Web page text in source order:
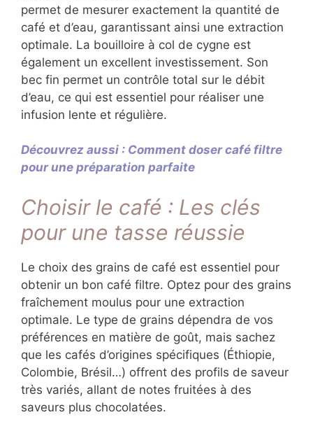
permet de mesurer exactement la quantité de
café et d’eau, garantissant ainsi une extraction
optimale. La bouilloire à col de cygne est
également un excellent investissement. Son
bec fin permet un contrôle total sur le débit
d’eau, ce qui est essentiel pour réaliser une
infusion lente et régulière.
Découvrez aussi : Comment doser café filtre
pour une préparation parfaite
Choisir le café : Les clés
pour une tasse réussie
Le choix des grains de café est essentiel pour
obtenir un bon café filtre. Optez pour des grains
fraîchement moulus pour une extraction
optimale. Le type de grains dépendra de vos
préférences en matière de goût, mais sachez
que les cafés d’origines spécifiques (Éthiopie,
Colombie, Brésil…) offrent des profils de saveur
très variés, allant de notes fruitées à des
saveurs plus chocolatées.